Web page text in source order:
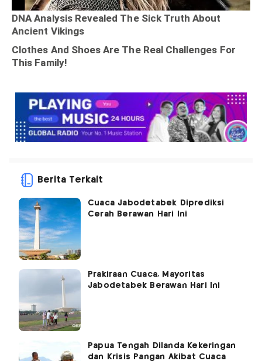
Berita Terkait
Cuaca Jabodetabek Diprediksi
Cerah Berawan Hari Ini
Prakiraan Cuaca, Mayoritas
Jabodetabek Berawan Hari Ini
Papua Tengah Dilanda Kekeringan
dan Krisis Pangan Akibat Cuaca